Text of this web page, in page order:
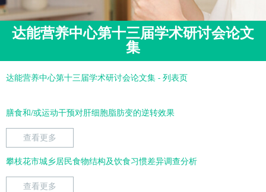
达能营养中心第十三届学术研讨会论文
集
达能营养中心第十三届学术研讨会论文集 - 列表页
膳食和/或运动干预对肝细胞脂肪变的逆转效果
查看更多
攀枝花市城乡居民食物结构及饮食习惯差异调查分析
查看更多